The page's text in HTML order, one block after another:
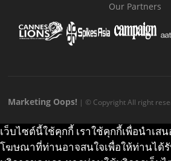
c
o
o
Our Partners
Marketing Oops! | © Copyright All right
เว็บไซต์นี้ใช้คุกกี้ เราใช้คุกกี้เพื่อนำเส
โฆษณาที่ท่านอาจสนใจเพื่อให้ท่านได้